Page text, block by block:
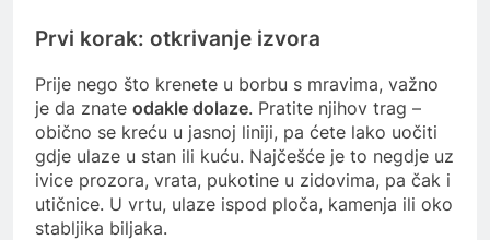
Prvi korak: otkrivanje izvora
Prije nego što krenete u borbu s mravima, važno
je da znate odakle dolaze. Pratite njihov trag –
obično se kreću u jasnoj liniji, pa ćete lako uočiti
gdje ulaze u stan ili kuću. Najčešće je to negdje uz
ivice prozora, vrata, pukotine u zidovima, pa čak i
utičnice. U vrtu, ulaze ispod ploča, kamenja ili oko
stabljika biljaka.